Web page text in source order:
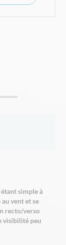
simple à
vent et se
recto/verso
visibilité peu